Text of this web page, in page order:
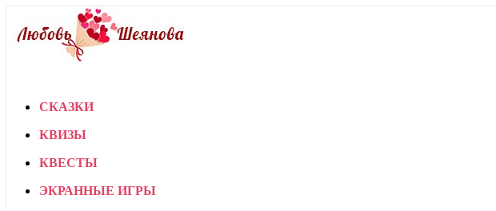
СКАЗКИ
КВИЗЫ
КВЕСТЫ
ЭКРАННЫЕ ИГРЫ